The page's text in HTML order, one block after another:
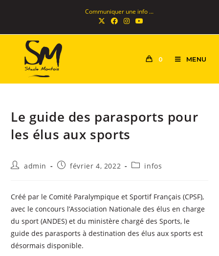
Communiquer une info ...
0 MENU
Le guide des parasports pour
les élus aux sports
admin février 4, 2022 infos
Créé par le Comité Paralympique et Sportif Français (CPSF),
avec le concours l’Association Nationale des élus en charge
du sport (ANDES) et du ministère chargé des Sports, le
guide des parasports à destination des élus aux sports est
désormais disponible.